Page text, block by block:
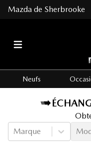
Mazda de Sherbrooke
Neufs
Marque